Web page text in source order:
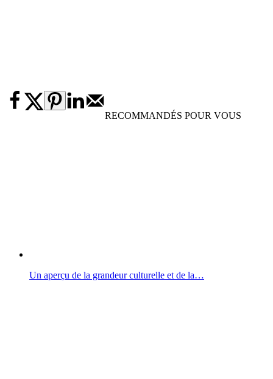
RECOMMANDÉS POUR VOUS
Un aperçu de la grandeur culturelle et de la…